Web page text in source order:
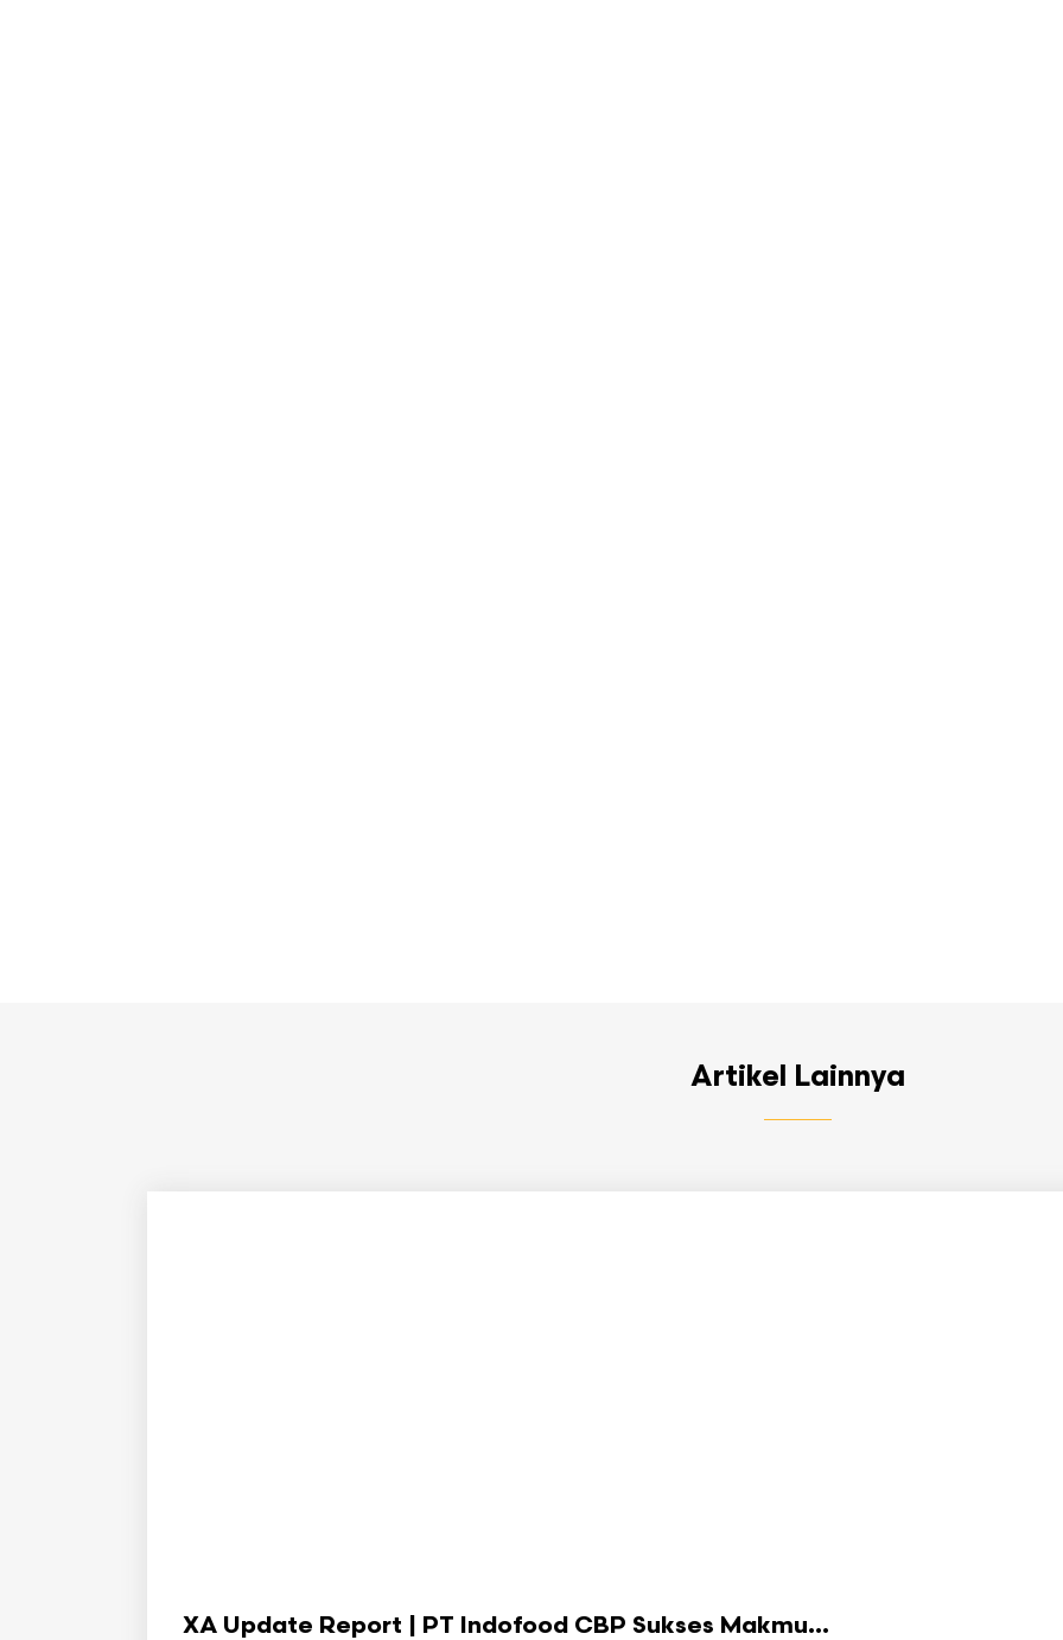
Artikel Lainnya
XA Update Report | PT Indofood CBP Sukses Makmu...